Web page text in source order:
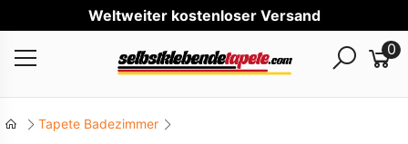
Welt
0
Tapete Badezimmer